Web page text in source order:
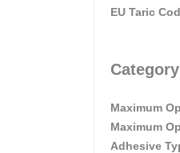
EU Taric
Maximum
Maximum
Adhesive